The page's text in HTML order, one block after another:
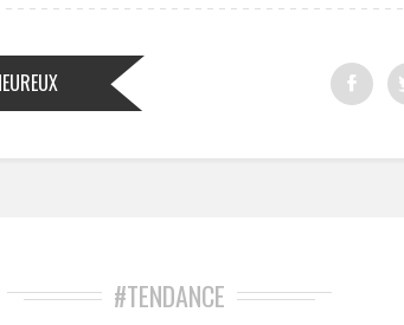
#TENDANCE